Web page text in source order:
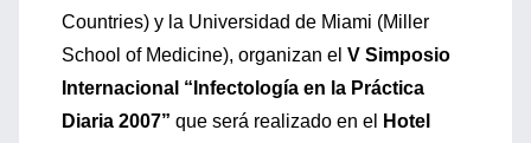
Countries) y la Universidad de Miami (Miller
School of Medicine), organizan el V Simposio
Internacional “Infectología en la Práctica
Diaria 2007” que será realizado en el
Hotel